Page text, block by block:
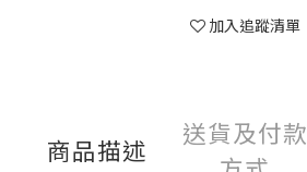
加入追蹤清單
商品描述
送貨及付款